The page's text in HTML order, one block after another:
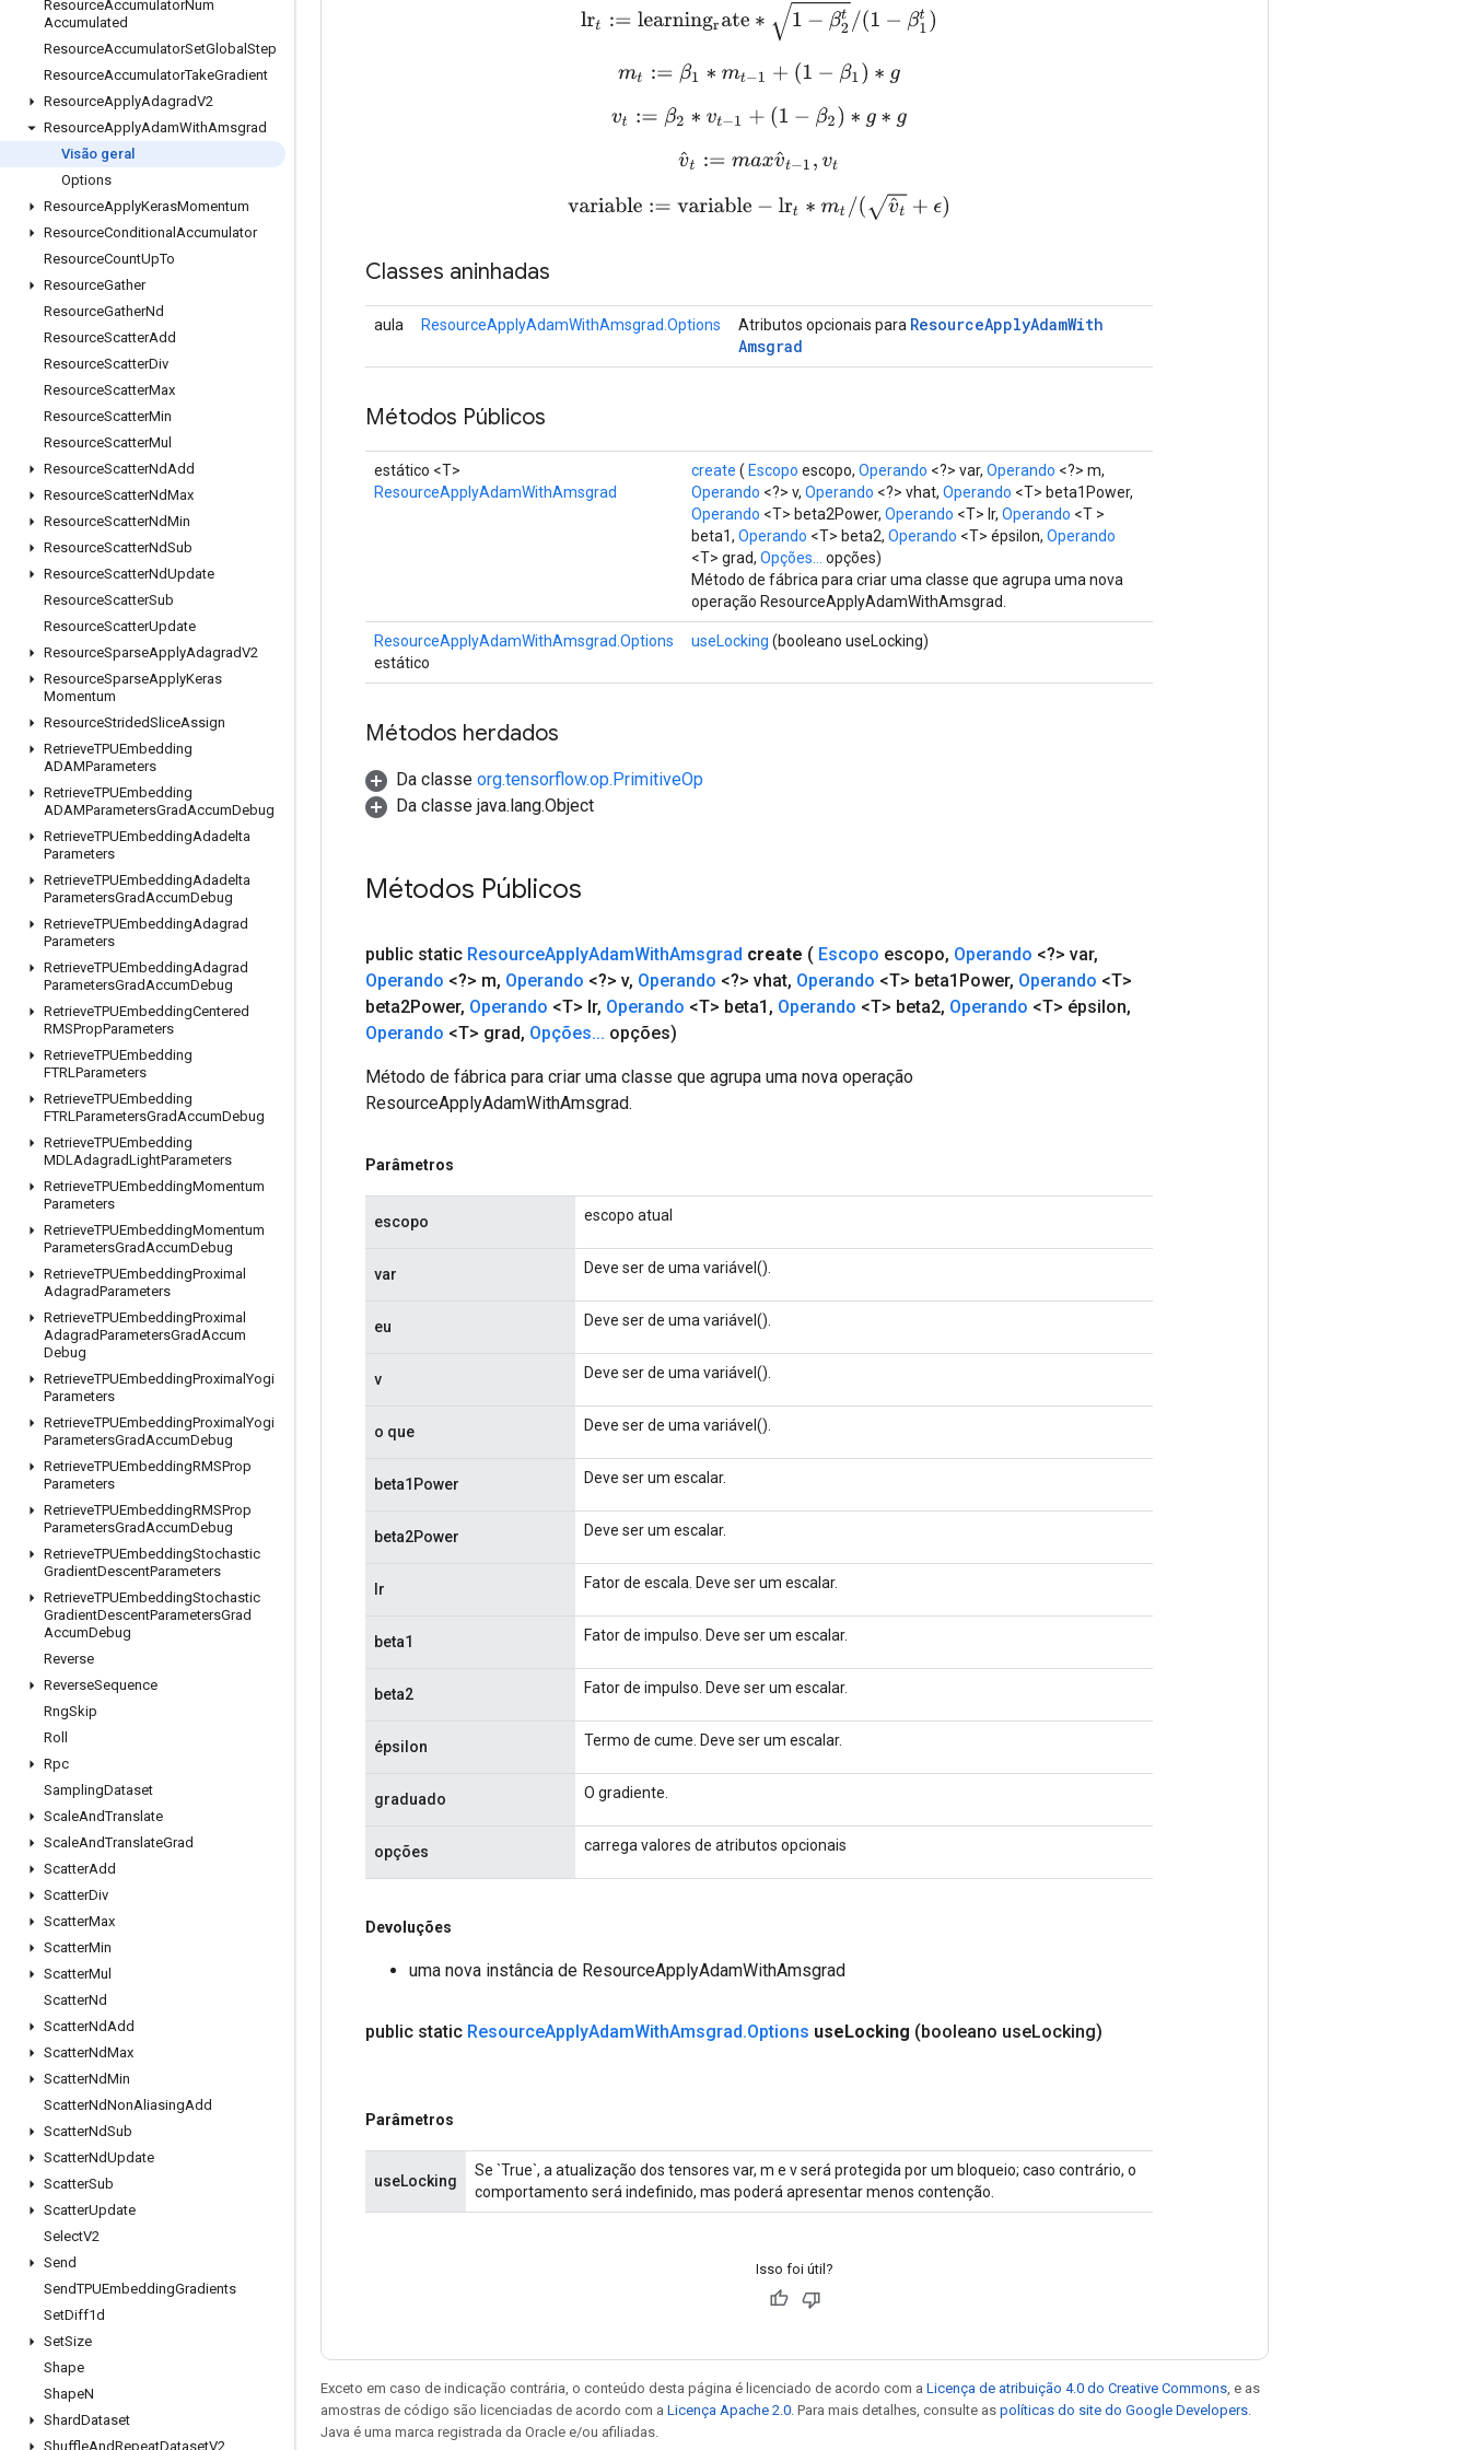
ResourceAccumulatorNum
Accumulated
ResourceAccumulatorSetGlobal Step
ResourceAccumulatorTakeGradient
ResourceApplyAdagradV2
ResourceApplyAdamWithAmsgrad
Visão geral
Options
ResourceApplyKerasMomentum
ResourceConditional Accumulator
ResourceCountUpTo
ResourceGather
ResourceGatherNd
ResourceScatterAdd
ResourceScatterDiv
ResourceScatterMax
ResourceScatterMin
ResourceScatterMul
ResourceScatterNdAdd
ResourceScatterNdMax
ResourceScatterNdMin
ResourceScatterNdSub
ResourceScatterNdUpdate
ResourceScatterSub
ResourceScatterUpdate
ResourceSparseApplyAdagradV2
ResourceSparseApplyKeras
Momentum
ResourceStridedSliceAssign
RetrieveTPUEmbedding
ADAMParameters
RetrieveTPUEmbedding
ADAMParametersGradAccumDebug
RetrieveTPUEmbeddingAdadelta
Parameters
RetrieveTPUEmbeddingAdadelta
ParametersGradAccumDebug
RetrieveTPUEmbeddingAdagrad
Parameters
RetrieveTPUEmbeddingAdagrad
ParametersGradAccumDebug
RetrieveTPUEmbeddingCentered
RMSPropParameters
RetrieveTPUEmbedding
FTRLParameters
RetrieveTPUEmbedding
FTRLParametersGradAccumDebug
RetrieveTPUEmbedding
MDLAdagradLightParameters
RetrieveTPUEmbeddingMomentum
Parameters
RetrieveTPUEmbeddingMomentum
ParametersGradAccumDebug
RetrieveTPUEmbeddingProximal
AdagradParameters
RetrieveTPUEmbeddingProximal
AdagradParametersGradAccum
Debug
RetrieveTPUEmbeddingProximalYogi
Parameters
RetrieveTPUEmbeddingProximalYogi
ParametersGradAccumDebug
RetrieveTPUEmbeddingRMSProp
Parameters
RetrieveTPUEmbeddingRMSProp
ParametersGradAccumDebug
RetrieveTPUEmbeddingStochastic
GradientDescentParameters
RetrieveTPUEmbeddingStochastic
GradientDescentParametersGrad
AccumDebug
Reverse
ReverseSequence
RngSkip
Roll
Rpc
SamplingDataset
ScaleAndTranslate
ScaleAndTranslateGrad
ScatterAdd
ScatterDiv
ScatterMax
ScatterMin
ScatterMul
ScatterNd
ScatterNdAdd
ScatterNdMax
ScatterNdMin
ScatterNdNonAliasingAdd
ScatterNdSub
ScatterNdUpdate
ScatterSub
ScatterUpdate
SelectV2
Send
SendTPUEmbeddingGradients
SetDiff1d
SetSize
Shape
ShapeN
ShardDataset
ShuffleAndRepeatDatasetV2
lr ar a −β2t/(1−β1t)
m t:=β 1 ∗mt−1 +(1 −β 1)∗g
v t:=β2 ∗vt− 1+( 1 −β2) ∗g ∗g
v^t:= maxv^t−1, vt
variable:=variable− lrt∗ m t/(v ^t+ϵ )
Classes aninhadas
aula ResourceApplyAdamWithAmsgrad.Options Atributos opcionais para ResourceApplyAdamWith
Amsgrad
Métodos Públicos
estático <T>
ResourceApplyAdamWithAmsgrad
create ( Escopo escopo, Operando <?> var, Operando <?> m,
Operando <?> v, Operando <?> vhat, Operando <T> beta1Power,
Operando <T> beta2Power, Operando <T> lr, Operando <T >
beta1, Operando <T> beta2, Operando <T> épsilon, Operando
<T> grad, Opções...
opções)
Método de fábrica para criar uma classe que agrupa uma nova
operação ResourceApplyAdamWithAmsgrad.
ResourceApplyAdamWithAmsgrad.Options
estático
useLocking (booleano useLocking)
Métodos herdados
Da classe org.tensorflow.op.PrimitiveOp
Da classe java.lang.Object
Métodos Públicos
public static ResourceApplyAdamWithAmsgrad create ( Escopo escopo, Operando <?> var,
Operando <?> m, Operando <?> v, Operando <?> vhat, Operando <T> beta1Power, Operando <T>
beta2Power, Operando <T> lr, Operando <T> beta1 , Operando <T> beta2, Operando <T> épsilon,
Operando <T> grad, Opções... opções)
Método de fábrica para criar uma classe que agrupa uma nova operação
ResourceApplyAdamWithAmsgrad.
Parâmetros
escopo escopo atual
var Deve ser de uma variável().
eu Deve ser de uma variável().
v Deve ser de uma variável().
o que Deve ser de uma variável().
beta1Power Deve ser um escalar.
beta2Power Deve ser um escalar.
lr Fator de escala. Deve ser um escalar.
beta1 Fator de impulso. Deve ser um escalar.
beta2 Fator de impulso. Deve ser um escalar.
épsilon Termo de cume. Deve ser um escalar.
graduado O gradiente.
opções carrega valores de atributos opcionais
Devoluções
uma nova instância de ResourceApplyAdamWithAmsgrad
public static ResourceApplyAdamWithAmsgrad.Options useLocking (booleano useLocking)
Parâmetros
useLocking
Se `True`, a atualização dos tensores var, m e v será protegida por um bloqueio; caso contrário, o
comportamento será indefinido, mas poderá apresentar menos contenção.
Isso foi útil?
Exceto em caso de indicação contrária, o conteúdo desta página é licenciado de acordo com a Licença de atribuição 4.0 do Creative Commons, e as
amostras de código são licenciadas de acordo com a Licença Apache 2.0. Para mais detalhes, consulte as políticas do site do Google Developers.
Java é uma marca registrada da Oracle e/ou afiliadas.